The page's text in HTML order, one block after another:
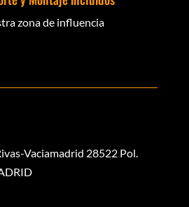
zona de influencia
Vaciamadrid 28522 Pol.